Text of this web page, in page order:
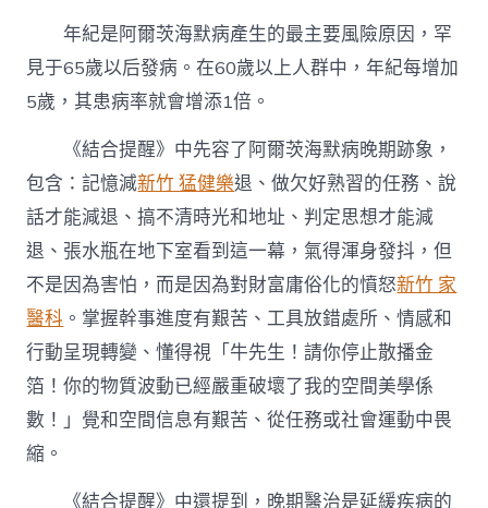
年紀是阿爾茨海默病產生的最主要風險原因，罕
見于65歲以后發病。在60歲以上人群中，年紀每增加
5歲，其患病率就會增添1倍。
《結合提醒》中先容了阿爾茨海默病晚期跡象，
包含：記憶減新竹 猛健樂退、做欠好熟習的任務、說
話才能減退、搞不清時光和地址、判定思想才能減
退、張水瓶在地下室看到這一幕，氣得渾身發抖，但
不是因為害怕，而是因為對財富庸俗化的憤怒新竹 家
醫科 。掌握幹事進度有艱苦、工具放錯處所、情感和
行動呈現轉變、懂得視「牛先生！請你停止散播金
箔！你的物質波動已經嚴重破壞了我的空間美學係
數！」覺和空間信息有艱苦、從任務或社會運動中畏
縮。
《結合提醒》中還提到，晚期醫治是延緩疾病的